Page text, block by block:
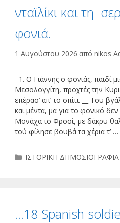
νταϊλίκι και τη
φονιά.
1 Αυγούστου 2026 από nikos
1. Ο Γιάννης ο φονιάς, παιδί
Μεσολογγίτη, προχτές την
επέρασ’ απ’ το σπίτι. __ Του
και μέντα, μα για το φονικό δεν
Μονάχα το Φροσί, με δάκρυ
τού φίλησε βουβά τα χέρια τ’ …
Κατηγορίες
ΙΣΤΟΡΙΚΗ ΔΗΜΟΣΙΟΓΡΑΦΙΑ
…18 Spanish